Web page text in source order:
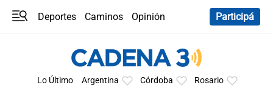
Deportes Caminos
Opinión
Participá
Lo Último Argentina Córdoba Rosario